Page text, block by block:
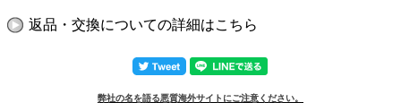
返品・交換についての詳細はこちら
弊社の名を語る悪質海外サイトにご注意ください。